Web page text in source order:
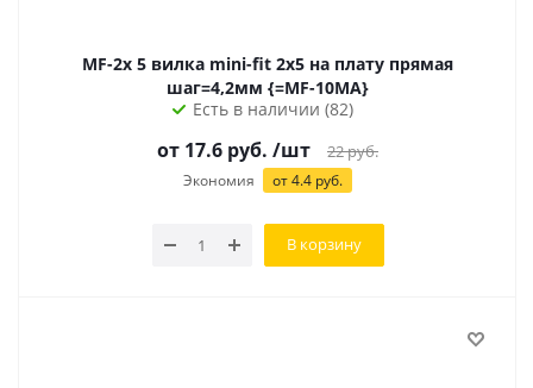
MF-2x 5 вилка mini-fit 2х5 на плату прямая
шаг=4,2мм {=MF-10MA}
Есть в наличии (82)
от 17.6 руб. /шт 22руб.
Экономия от 4.4 руб.
В корзину